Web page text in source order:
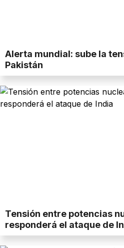
Alerta mundial: sube la
Pakistán
Tensión entre potencias
responderá el ataque de